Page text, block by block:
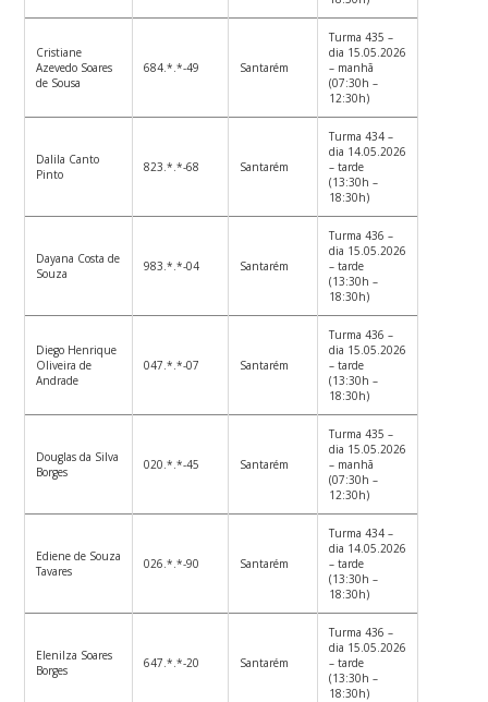
Cristiane
Azevedo Soares
de Sousa
684.*.*-49 Santarém
Turma 435 –
dia 15.05.2026
– manhã
(07:30h –
12:30h)
Dalila Canto
Pinto
823.*.*-68 Santarém
Turma 434 –
dia 14.05.2026
– tarde
(13:30h –
18:30h)
Dayana Costa de
Souza
983.*.*-04 Santarém
Turma 436 –
dia 15.05.2026
– tarde
(13:30h –
18:30h)
Diego Henrique
Oliveira de
Andrade
047.*.*-07 Santarém
Turma 436 –
dia 15.05.2026
– tarde
(13:30h –
18:30h)
Douglas da Silva
Borges
020.*.*-45 Santarém
Turma 435 –
dia 15.05.2026
– manhã
(07:30h –
12:30h)
Ediene de Souza
Tavares
026.*.*-90 Santarém
Turma 434 –
dia 14.05.2026
– tarde
(13:30h –
18:30h)
Elenilza Soares
Borges
647.*.*-20 Santarém
Turma 436 –
dia 15.05.2026
– tarde
(13:30h –
18:30h)